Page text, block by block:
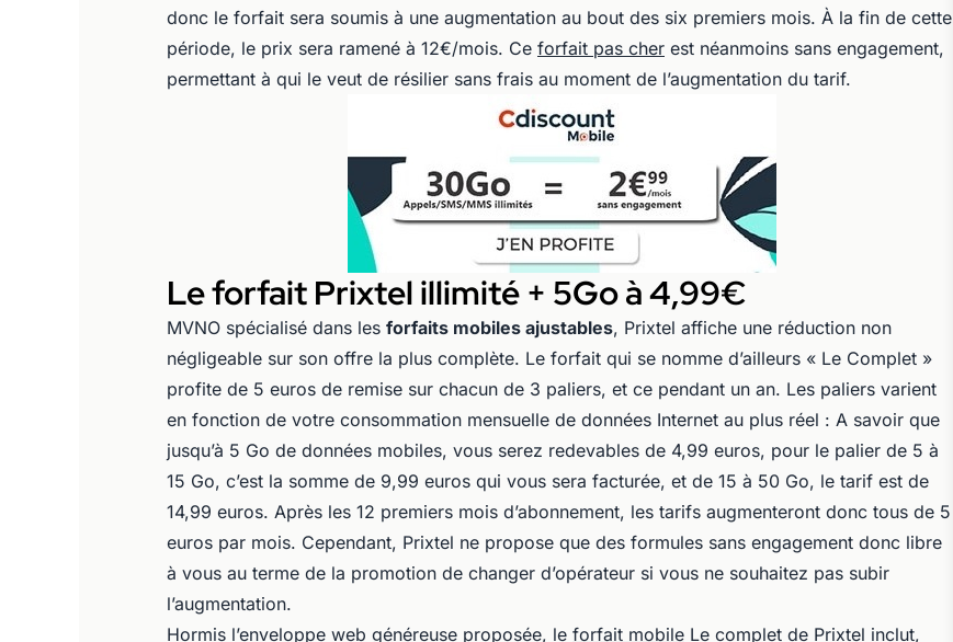
donc le forfait sera soumis à une augmentation au bout des six premiers mois. À la fin de cette
période, le prix sera ramené à 12€/mois. Ce forfait pas cher est néanmoins sans engagement,
permettant à qui le veut de résilier sans frais au moment de l’augmentation du tarif.
Le forfait Prixtel illimité + 5Go à 4,99€
MVNO spécialisé dans les forfaits mobiles ajustables, Prixtel affiche une réduction non
négligeable sur son offre la plus complète. Le forfait qui se nomme d’ailleurs « Le Complet »
profite de 5 euros de remise sur chacun de 3 paliers, et ce pendant un an. Les paliers varient
en fonction de votre consommation mensuelle de données Internet au plus réel : A savoir que
jusqu’à 5 Go de données mobiles, vous serez redevables de 4,99 euros, pour le palier de 5 à
15 Go, c’est la somme de 9,99 euros qui vous sera facturée, et de 15 à 50 Go, le tarif est de
14,99 euros. Après les 12 premiers mois d’abonnement, les tarifs augmenteront donc tous de 5
euros par mois. Cependant, Prixtel ne propose que des formules sans engagement donc libre
à vous au terme de la promotion de changer d’opérateur si vous ne souhaitez pas subir
l’augmentation.
Hormis l’enveloppe web généreuse proposée, le forfait mobile Le complet de Prixtel inclut,